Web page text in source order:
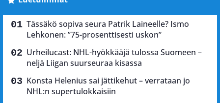
Tässäkö sopiva seura Patrik Laineelle? Ismo
Lehkonen: ”75-prosenttisesti uskon”
Urheilucast: NHL-hyökkääjä tulossa Suomeen –
neljä Liigan suurseuraa kisassa
Konsta Helenius sai jättikehut – verrataan jo
NHL:n supertulokkaisiin